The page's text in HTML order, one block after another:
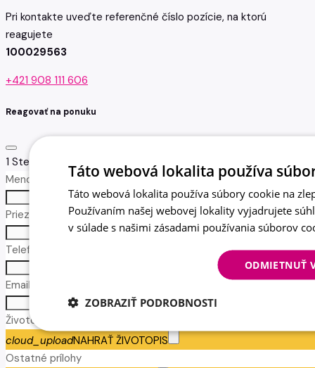
Pri kontakte uveďte referenčné číslo pozície, na ktorú
reagujete
100029563
+421 908 111 606
Reagovať na ponuku
1 Step 1
Meno *
no-icon
Priezvisko *
no-icon
Telefón *
Email *
email
Životopis
cloud_uploadNAHRAŤ ŽIVOTOPIS
Ostatné prílohy
Táto webová lokalita používa
Táto webová lokalita používa súbory cookie na
Používaním našej webovej lokality vyjadrujete
v súlade s našimi zásadami používania súborov
ODMIETNUŤ
ZOBRAZIŤ PODROBNOSTI